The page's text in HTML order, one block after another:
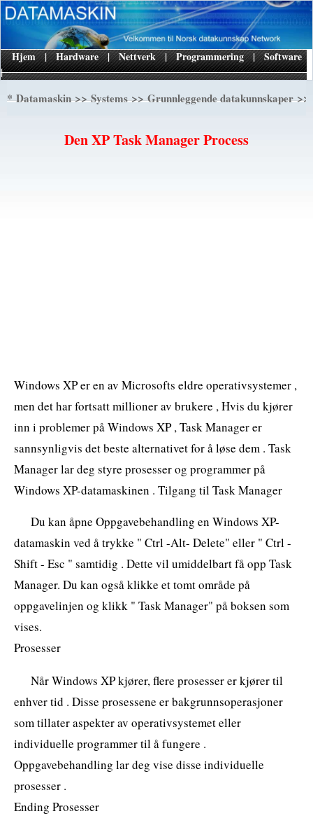
|
Hjem | Hardware | Nettverk | Programmering | Software
*Datamaskin>>Systems>>Grunnleggende datakunnskaper>>
Den XP Task Manager Process
Windows XP er en av Microsofts eldre operativsystemer ,
men det har fortsatt millioner av brukere , Hvis du kjører
inn i problemer på Windows XP , Task Manager er
sannsynligvis det beste alternativet for å løse dem . Task
Manager lar deg styre prosesser og programmer på
Windows XP-datamaskinen . Tilgang til Task Manager
Du kan åpne Oppgavebehandling en Windows XP-
datamaskin ved å trykke " Ctrl -Alt- Delete" eller " Ctrl -
Shift - Esc " samtidig . Dette vil umiddelbart få opp Task
Manager. Du kan også klikke et tomt område på
oppgavelinjen og klikk " Task Manager" på boksen som
vises.
Prosesser
Når Windows XP kjører, flere prosesser er kjører til
enhver tid . Disse prosessene er bakgrunnsoperasjoner
som tillater aspekter av operativsystemet eller
individuelle programmer til å fungere .
Oppgavebehandling lar deg vise disse individuelle
prosesser .
Ending Prosesser